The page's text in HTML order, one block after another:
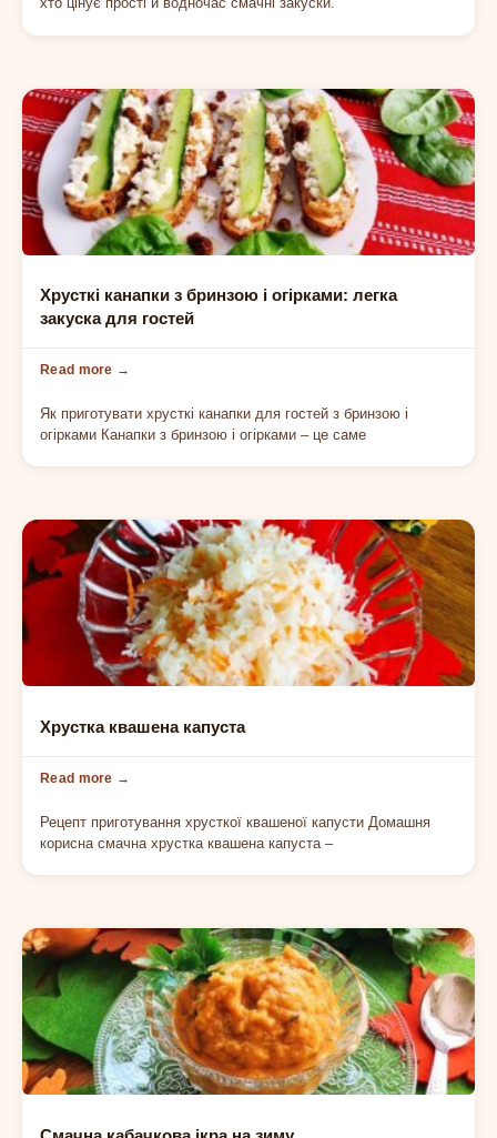
ХОЛОДНІ ЗАКУСКИ
Хрусткі канапки з бринзою і огірками: легка
закуска для гостей
Як приготувати хрусткі канапки для гостей з бринзою і
огірками Канапки з бринзою і огірками – це саме
ОВОЧЕВІ ЗАКУСКИ
Хрустка квашена капуста
Рецепт приготування хрусткої квашеної капусти Домашня
корисна смачна хрустка квашена капуста –
ОВОЧЕВІ ЗАКУСКИ